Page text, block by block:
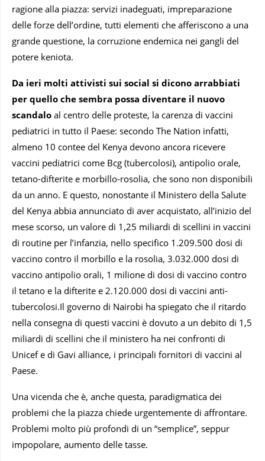
ragione alla piazza: servizi inadeguati, impreparazione
delle forze dell’ordine, tutti elementi che afferiscono a una
grande questione, la corruzione endemica nei gangli del
potere keniota.
Da ieri molti attivisti sui social si dicono arrabbiati
per quello che sembra possa diventare il nuovo
scandalo al centro delle proteste, la carenza di vaccini
pediatrici in tutto il Paese: secondo The Nation infatti,
almeno 10 contee del Kenya devono ancora ricevere
vaccini pediatrici come Bcg (tubercolosi), antipolio orale,
tetano-difterite e morbillo-rosolia, che sono non disponibili
da un anno. E questo, nonostante il Ministero della Salute
del Kenya abbia annunciato di aver acquistato, all’inizio del
mese scorso, un valore di 1,25 miliardi di scellini in vaccini
di routine per l’infanzia, nello specifico 1.209.500 dosi di
vaccino contro il morbillo e la rosolia, 3.032.000 dosi di
vaccino antipolio orali, 1 milione di dosi di vaccino contro
il tetano e la difterite e 2.120.000 dosi di vaccini anti-
tubercolosi.Il governo di Nairobi ha spiegato che il ritardo
nella consegna di questi vaccini è dovuto a un debito di 1,5
miliardi di scellini che il ministero ha nei confronti di
Unicef e di Gavi alliance, i principali fornitori di vaccini al
Paese.
Una vicenda che è, anche questa, paradigmatica dei
problemi che la piazza chiede urgentemente di affrontare.
Problemi molto più profondi di un “semplice”, seppur
impopolare, aumento delle tasse.